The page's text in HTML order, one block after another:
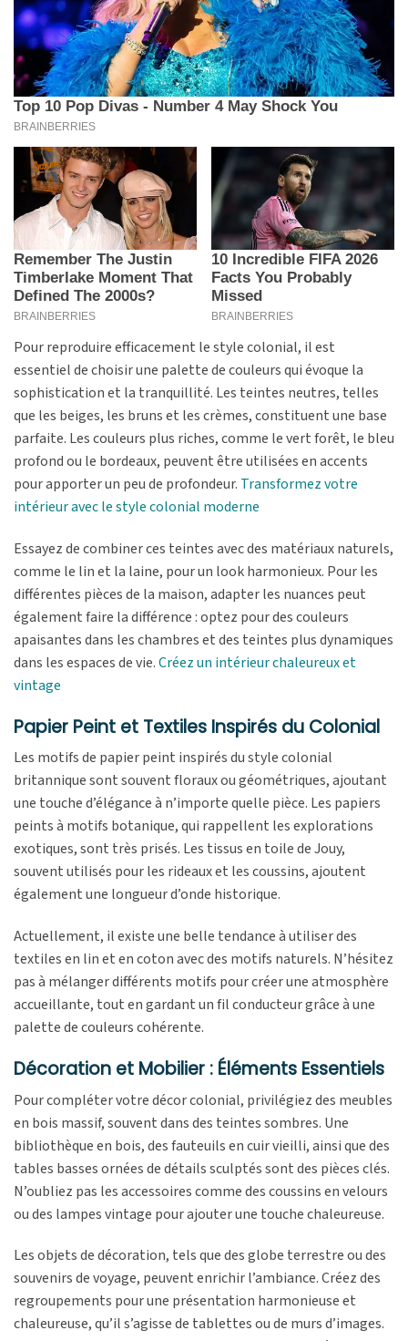
Pour reproduire efficacement le style colonial, il est
essentiel de choisir une palette de couleurs qui évoque la
sophistication et la tranquillité. Les teintes neutres, telles
que les beiges, les bruns et les crèmes, constituent une base
parfaite. Les couleurs plus riches, comme le vert forêt, le bleu
profond ou le bordeaux, peuvent être utilisées en accents
pour apporter un peu de profondeur. Transformez votre
intérieur avec le style colonial moderne
Essayez de combiner ces teintes avec des matériaux naturels,
comme le lin et la laine, pour un look harmonieux. Pour les
différentes pièces de la maison, adapter les nuances peut
également faire la différence : optez pour des couleurs
apaisantes dans les chambres et des teintes plus dynamiques
dans les espaces de vie.Créez un intérieur chaleureux et
vintage
Papier Peint et Textiles Inspirés du Colonial
Les motifs de papier peint inspirés du style colonial
britannique sont souvent floraux ou géométriques, ajoutant
une touche d’élégance à n’importe quelle pièce. Les papiers
peints à motifs botanique, qui rappellent les explorations
exotiques, sont très prisés. Les tissus en toile de Jouy,
souvent utilisés pour les rideaux et les coussins, ajoutent
également une longueur d’onde historique.
Actuellement, il existe une belle tendance à utiliser des
textiles en lin et en coton avec des motifs naturels. N’hésitez
pas à mélanger différents motifs pour créer une atmosphère
accueillante, tout en gardant un fil conducteur grâce à une
palette de couleurs cohérente.
Décoration et Mobilier : Éléments Essentiels
Pour compléter votre décor colonial, privilégiez des meubles
en bois massif, souvent dans des teintes sombres. Une
bibliothèque en bois, des fauteuils en cuir vieilli, ainsi que des
tables basses ornées de détails sculptés sont des pièces clés.
N’oubliez pas les accessoires comme des coussins en velours
ou des lampes vintage pour ajouter une touche chaleureuse.
Les objets de décoration, tels que des globe terrestre ou des
souvenirs de voyage, peuvent enrichir l’ambiance. Créez des
regroupements pour une présentation harmonieuse et
chaleureuse, qu’il s’agisse de tablettes ou de murs d’images.